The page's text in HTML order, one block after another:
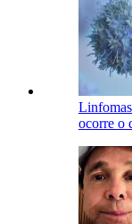
ocorre o